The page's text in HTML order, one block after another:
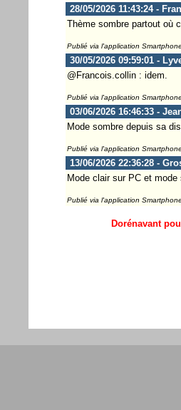
28/05/2026 11:43:24 -
Thème sombre partout où
Publié via l'application
30/05/2026 09:59:01 -
@Francois.collin : idem.
Publié via l'application
03/06/2026 16:46:33 -
Mode sombre depuis sa
Publié via l'application
13/06/2026 22:36:28 -
Mode clair sur PC et mode
Publié via l'application
Dorénavant